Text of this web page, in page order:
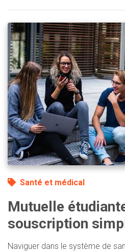
Santé et médical
Mutuelle
souscription
Naviguer dans le système de